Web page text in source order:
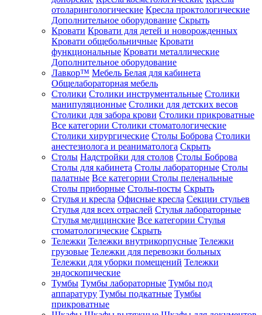
отоларингологические Кресла проктологические
Дополнительное оборудование Скрыть
Кровати Кровати для детей и новорожденных
Кровати общебольничные Кровати
функциональные Кровати металлические
Дополнительное оборудование
Лавкор™ Мебель Белая для кабинета
Общелабораторная мебель
Столики Столики инструментальные Столики
манипуляционные Столики для детских весов
Столики для забора крови Столики прикроватные
Все категории Столики стоматологические
Столики хирургические Столы Боброва Столики
анестезиолога и реаниматолога Скрыть
Столы Надстройки для столов Столы Боброва
Столы для кабинета Столы лабораторные Столы
палатные Все категории Столы пеленальные
Столы приборные Столы-посты Скрыть
Стулья и кресла Офисные кресла Секции стульев
Стулья для всех отраслей Стулья лабораторные
Стулья медицинские Все категории Стулья
стоматологические Скрыть
Тележки Тележки внутрикорпусные Тележки
грузовые Тележки для перевозки больных
Тележки для уборки помещений Тележки
эндоскопические
Тумбы Тумбы лабораторные Тумбы под
аппаратуру Тумбы подкатные Тумбы
прикроватные